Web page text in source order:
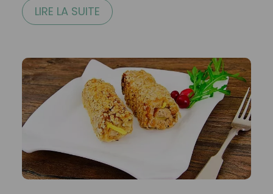
LIRE LA SUITE